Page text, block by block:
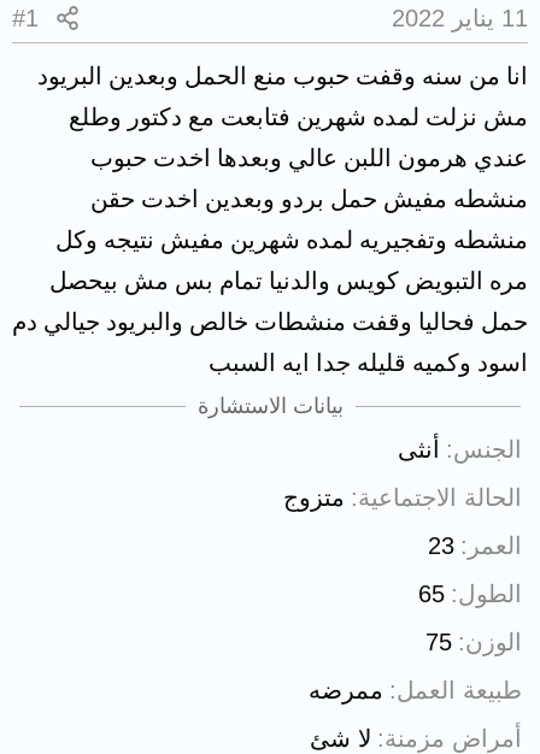
11 يناير 2022 #1
انا من سنه وقفت حبوب منع الحمل وبعدين البريود
مش نزلت لمده شهرين فتابعت مع دكتور وطلع
عندي هرمون اللبن عالي وبعدها اخدت حبوب
منشطه مفيش حمل بردو وبعدين اخدت حقن
منشطه وتفجيريه لمده شهرين مفيش نتيجه وكل
مره التبويض كويس والدنيا تمام بس مش بيحصل
حمل فحاليا وقفت منشطات خالص والبريود جيالي دم
اسود وكميه قليله جدا ايه السبب
بيانات الاستشارة
الجنس
أنثى
الحالة الاجتماعية
متزوج
العمر
23
الطول 65
الوزن 75
طبيعة العمل
ممرضه
أمراض مزمنة لا شئ